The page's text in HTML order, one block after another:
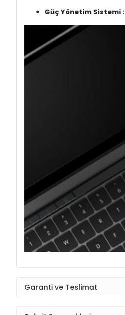
Güç Yönetim Sistemi :
Garanti ve Teslimat